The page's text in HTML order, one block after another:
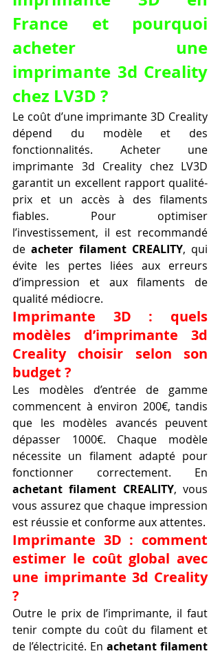
France et pourquoi
acheter une
imprimante 3d Creality
chez LV3D ?
Le coût d’une imprimante 3D Creality
dépend du modèle et des
fonctionnalités. Acheter une
imprimante 3d Creality chez LV3D
garantit un excellent rapport qualité-
prix et un accès à des filaments
fiables. Pour optimiser
l’investissement, il est recommandé
de acheter filament CREALITY, qui
évite les pertes liées aux erreurs
d’impression et aux filaments de
qualité médiocre.
Imprimante 3D : quels
modèles d’imprimante 3d
Creality choisir selon son
budget ?
Les modèles d’entrée de gamme
commencent à environ 200€, tandis
que les modèles avancés peuvent
dépasser 1000€. Chaque modèle
nécessite un filament adapté pour
achetant filament CREALITY, vous
vous assurez que chaque impression
est réussie et conforme aux attentes.
Imprimante 3D : comment
estimer le coût global avec
une imprimante 3d Creality
?
Outre le prix de l’imprimante, il faut
tenir compte du coût du filament et
de l’électricité. En achetant filament